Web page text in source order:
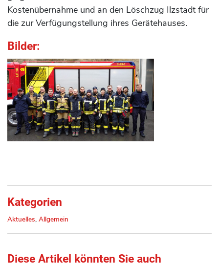
Kostenübernahme und an den Löschzug Ilzstadt für
die zur Verfügungstellung ihres Gerätehauses.
Bilder:
Kategorien
Aktuelles, Allgemein
Diese Artikel könnten Sie auch